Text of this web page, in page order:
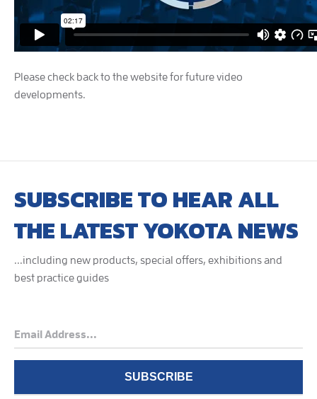
Please check back to the website for future video
developments.
SUBSCRIBE TO HEAR ALL
THE LATEST YOKOTA NEWS
...including new products, special offers, exhibitions and
best practice guides